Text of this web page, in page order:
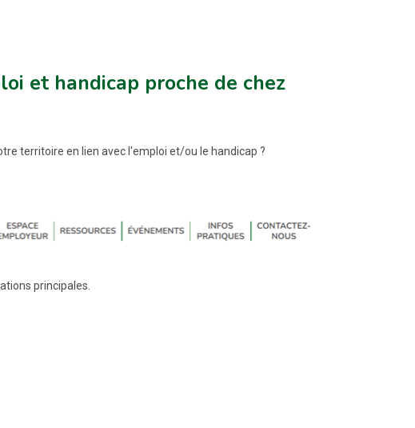
et handicap proche de chez
territoire en lien avec l'emploi et/ou le handicap ?
principales.